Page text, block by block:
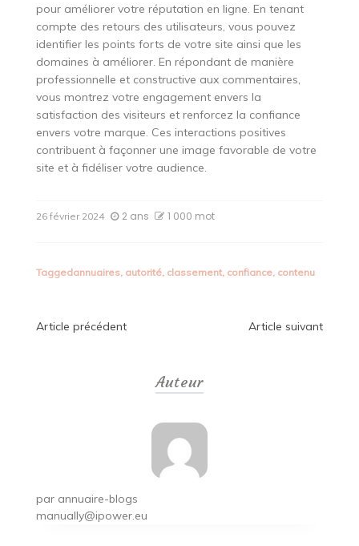
pour améliorer votre réputation en ligne. En tenant
compte des retours des utilisateurs, vous pouvez
identifier les points forts de votre site ainsi que les
domaines à améliorer. En répondant de manière
professionnelle et constructive aux commentaires,
vous montrez votre engagement envers la
satisfaction des visiteurs et renforcez la confiance
envers votre marque. Ces interactions positives
contribuent à façonner une image favorable de votre
site et à fidéliser votre audience.
26 février 2024 2 ans 1 000 mot
Taggedannuaires, autorité, classement, confiance, contenu
Navigation
Article précédent Article suivant
Auteur
par annuaire-blogs
manually@ipower.eu